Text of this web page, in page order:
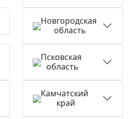
Новгородская
область
Псковская
область
Камчатский
край